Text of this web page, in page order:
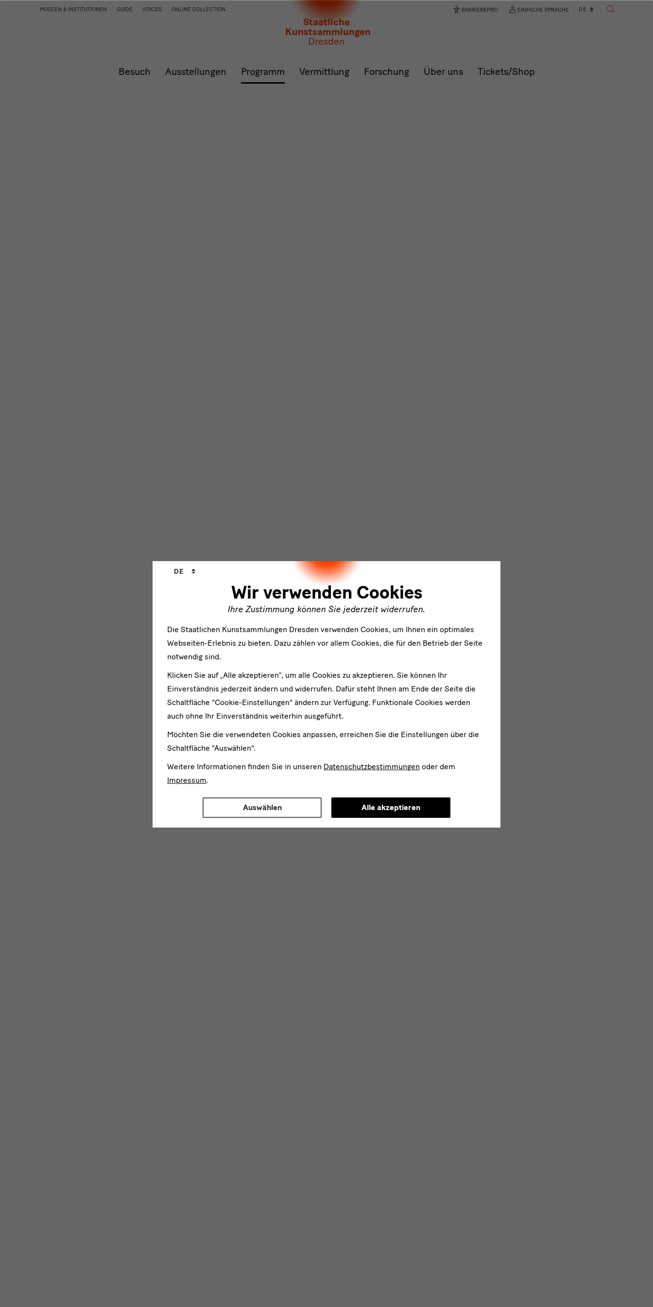
Staatliche
Kunstsammlungen
Dresden
Programm
Besuch Ausstellungen Programm Vermittlung Forschung Über uns Tickets/Shop
MUSEEN & INSTITUTIONEN GUIDE VOICES ONLINE COLLECTION BARRIEREFREI EINFACHE SPRACHE
Sprachwechsler
DE
SUCHE
Wir verwenden Cookies
Ihre Zustimmung können Sie jederzeit widerrufen.
Sprachwechsler
DE
Die Staatlichen Kunstsammlungen Dresden verwenden Cookies, um Ihnen ein optimales
Webseiten-Erlebnis zu bieten. Dazu zählen vor allem Cookies, die für den Betrieb der Seite
notwendig sind.
Klicken Sie auf „Alle akzeptieren“, um alle Cookies zu akzeptieren. Sie können Ihr
Einverständnis jederzeit ändern und widerrufen. Dafür steht Ihnen am Ende der Seite die
Schaltfläche "Cookie-Einstellungen" ändern zur Verfügung. Funktionale Cookies werden
auch ohne Ihr Einverständnis weiterhin ausgeführt.
Möchten Sie die verwendeten Cookies anpassen, erreichen Sie die Einstellungen über die
Schaltfläche "Auswählen".
Weitere Informationen finden Sie in unseren Datenschutzbestimmungen oder dem
Impressum.
Auswählen Alle akzeptieren